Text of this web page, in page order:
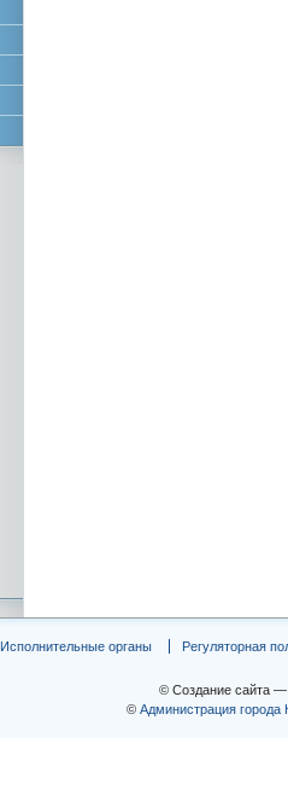
Исполнительные органы Регуляторная
© Создание сайта
© Администрация города